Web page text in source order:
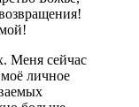
Меня сейчас
личное